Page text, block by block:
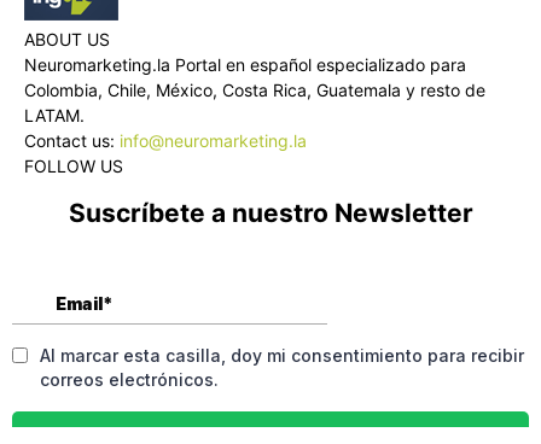
ABOUT US
Neuromarketing.la Portal en español especializado para
Colombia, Chile, México, Costa Rica, Guatemala y resto de
LATAM.
Contact us: info@neuromarketing.la
FOLLOW US
Suscríbete a nuestro Newsletter